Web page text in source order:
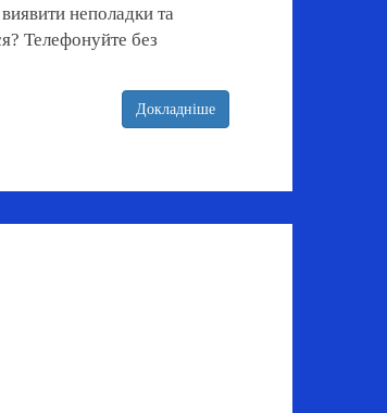
неполадки та
Телефонуйте без
Докладніше